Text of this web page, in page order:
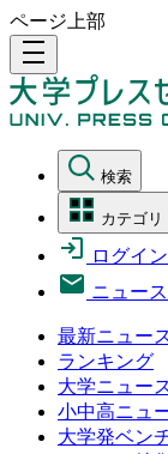
ページ上部
density_medium
検索
カテゴリ
ログイン
ニュー
最新ニュー
ランキング
大学ニュー
小中高ニュ
大学発ベン